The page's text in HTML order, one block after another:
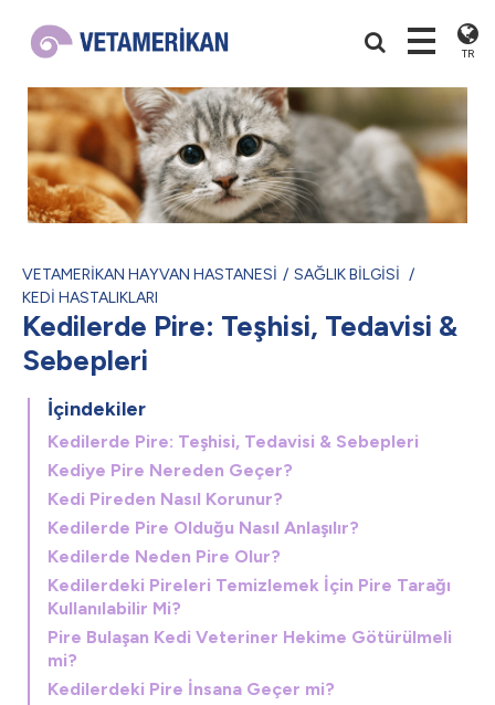
TR
VETAMERİKAN HAYVAN HASTANESİ
SAĞLIK BİLGİSİ
KEDİ HASTALIKLARI
Kedilerde Pire: Teşhisi, Tedavisi &
Sebepleri
İçindekiler
Kedilerde Pire: Teşhisi, Tedavisi & Sebepleri
Kediye Pire Nereden Geçer?
Kedi Pireden Nasıl Korunur?
Kedilerde Pire Olduğu Nasıl Anlaşılır?
Kedilerde Neden Pire Olur?
Kedilerdeki Pireleri Temizlemek İçin Pire Tarağı
Kullanılabilir Mi?
Pire Bulaşan Kedi Veteriner Hekime Götürülmeli
mi?
Kedilerdeki Pire İnsana Geçer mi?